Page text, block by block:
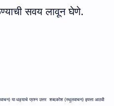
सवय लावून घेणे.
या धड्याचे प्रश्न उत्तरशब्दकोश (स्थूलवाचन) इयत्ता आठवी